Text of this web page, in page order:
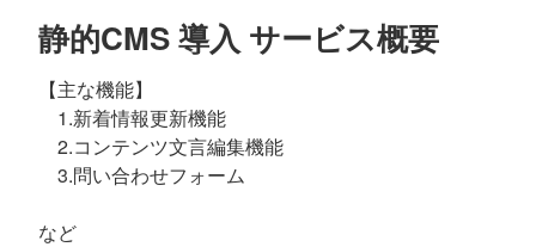
静的CMS 導入 サービス概要
【主な機能】
1.新着情報更新機能
2.コンテンツ文言編集機能
3.問い合わせフォーム
など